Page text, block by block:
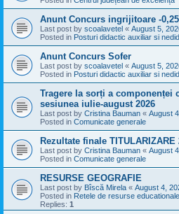
Anunt Concurs ingrijitoare -
Last post by scoalavetel « August 5,
Posted in Posturi didactic auxiliar si
Anunt Concurs Sofer
Last post by scoalavetel « August 5,
Posted in Posturi didactic auxiliar si
Tragere la sorți a componenței
sesiunea iulie-august 2026
Last post by Cristina Bauman « August
Posted in Comunicate generale
Rezultate finale TITULARIZARE
Last post by Cristina Bauman « August
Posted in Comunicate generale
RESURSE GEOGRAFIE
Last post by Bîscă Mirela « August 4,
Posted in Retele de resurse
Replies: 1